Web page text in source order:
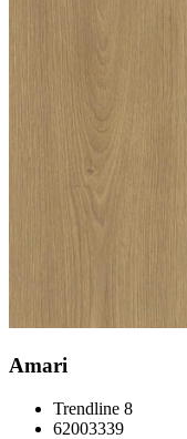
Amari
Trendline 8
62003339